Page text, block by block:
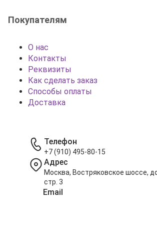
Покупателям
О нас
Контакты
Реквизиты
Как сделать заказ
Способы оплаты
Доставка
Телефон
+7 (910) 495-80-15
Адрес
Москва, Востряковское шоссе,
стр. 3
Email